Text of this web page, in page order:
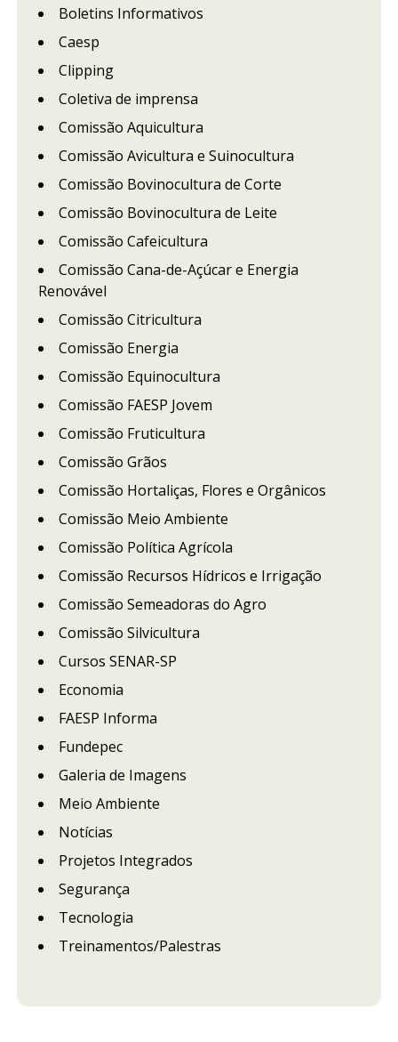
Boletins Informativos
Caesp
Clipping
Coletiva de imprensa
Comissão Aquicultura
Comissão Avicultura e Suinocultura
Comissão Bovinocultura de Corte
Comissão Bovinocultura de Leite
Comissão Cafeicultura
Comissão Cana-de-Açúcar e Energia
Renovável
Comissão Citricultura
Comissão Energia
Comissão Equinocultura
Comissão FAESP Jovem
Comissão Fruticultura
Comissão Grãos
Comissão Hortaliças, Flores e Orgânicos
Comissão Meio Ambiente
Comissão Política Agrícola
Comissão Recursos Hídricos e Irrigação
Comissão Semeadoras do Agro
Comissão Silvicultura
Cursos SENAR-SP
Economia
FAESP Informa
Fundepec
Galeria de Imagens
Meio Ambiente
Notícias
Projetos Integrados
Segurança
Tecnologia
Treinamentos/Palestras